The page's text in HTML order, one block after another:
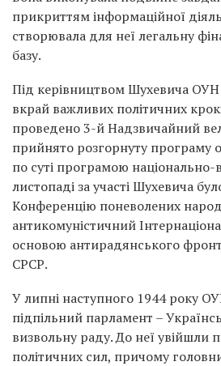
прикриттям інформаційної
створювала для неї легальну
базу.
Під керівництвом Шухевича
вкрай важливих політичних
проведено 3-й Надзвичайний
прийнято розгорнуту програму
по суті програмою національно-
листопаді за участі Шухевича
Конференцію поневолених
антикомуністичний
основою антирадянського
СРСР.
У липні наступного 1944 року
підпільний парламент –
визвольну раду. До неї увійшли
політичних сил, причому